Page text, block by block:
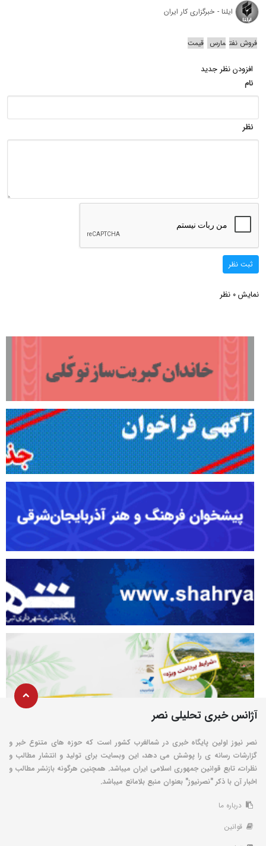
ایلنا - خبرگزاری کار ایران
فروش نفت مارس قیمت
افزودن نظر جدید
نام
نظر
ثبت نظر
نمایش 0 نظر
آژانس خبری تحلیلی نصر
نصر نیوز اولین پایگاه خبری در شمالغرب کشور است که حوزه های متنوع خبر و
گزارشات رسانه ی را پوشش می دهد، این وبسایت برای تولید و انتشار مطالب و
نظرات، تابع قوانین جمهوری اسلامی ایران میباشد. همچنین هرگونه بازنشر مطالب و
اخبار آن با ذکر "نصرنیوز" بعنوان منبع بلامانع میباشد.
درباره ما
قوانین